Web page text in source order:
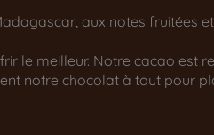
aux notes fruitées et
le meilleur. Notre cacao est
notre chocolat à tout pour